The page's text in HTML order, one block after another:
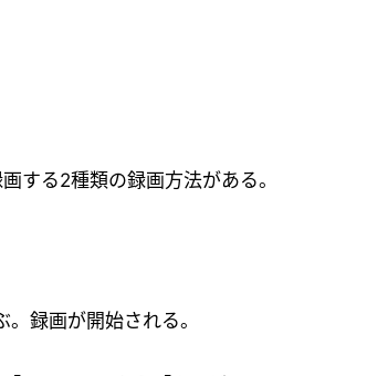
する2種類の録画方法がある。
録画が開始される。